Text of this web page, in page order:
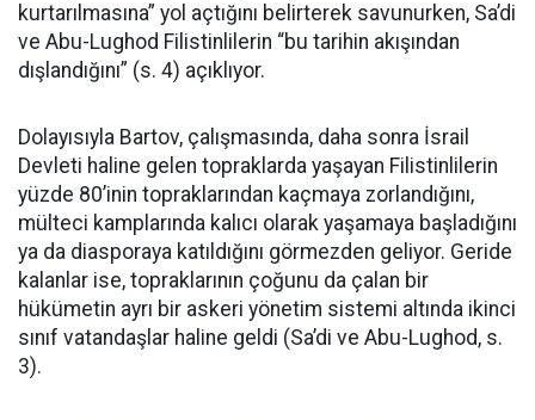
kurtarılmasına” yol açtığını belirterek savunurken, Sa’di
ve Abu-Lughod Filistinlilerin “bu tarihin akışından
dışlandığını” (s. 4) açıklıyor.
Dolayısıyla Bartov, çalışmasında, daha sonra İsrail
Devleti haline gelen topraklarda yaşayan Filistinlilerin
yüzde 80’inin topraklarından kaçmaya zorlandığını,
mülteci kamplarında kalıcı olarak yaşamaya başladığını
ya da diasporaya katıldığını görmezden geliyor. Geride
kalanlar ise, topraklarının çoğunu da çalan bir
hükümetin ayrı bir askeri yönetim sistemi altında ikinci
sınıf vatandaşlar haline geldi (Sa’di ve Abu-Lughod, s.
3).